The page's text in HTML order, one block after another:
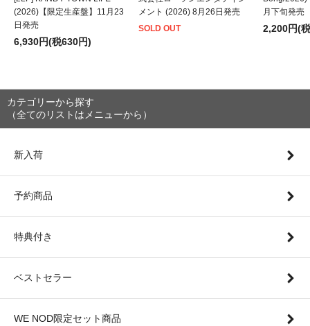
(2026)【限定生産盤】11月23
日発売
6,930円(税630円)
メント (2026) 8月26日発売
SOLD OUT
月下旬発売
2,200円(
カテゴリーから探す
（全てのリストはメニューから）
新入荷
予約商品
特典付き
ベストセラー
WE NOD限定セット商品